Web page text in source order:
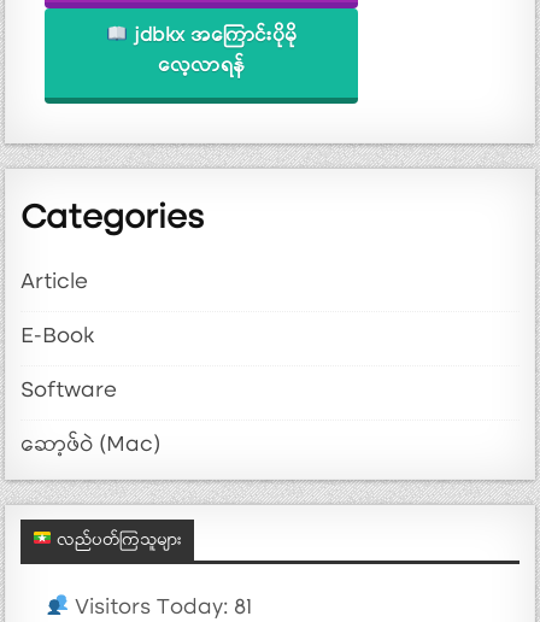
jdbkx အကြောင်းပိုမို
လေ့လာရန်
Categories
Article
E-Book
Software
ဆော့ဖ်ဝဲ (Mac)
လည်ပတ်ကြသူများ
Visitors Today: 81